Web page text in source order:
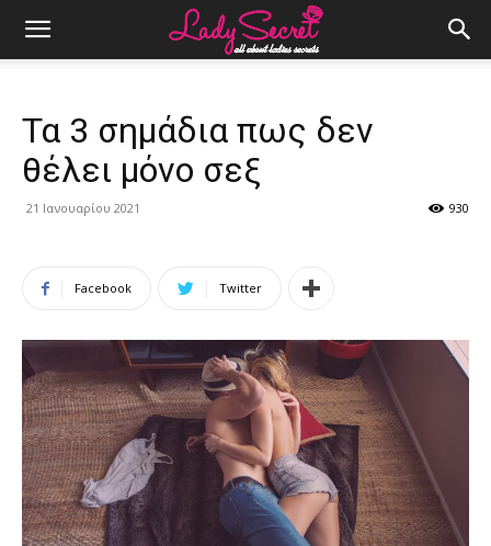
Τα 3 σημάδια πως δεν
θέλει μόνο σεξ
21 Ιανουαρίου 2021 930
Facebook Twitter